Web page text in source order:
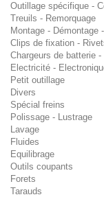
Outillage spécifique -
Treuils - Remorquage
Montage - Démontage
Clips de fixation -
Chargeurs de batterie
Electricité -
Petit outillage
Divers
Spécial freins
Polissage - Lustrage
Lavage
Fluides
Equilibrage
Outils coupants
Forets
Tarauds